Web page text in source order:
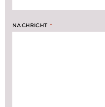
NACHRICHT *